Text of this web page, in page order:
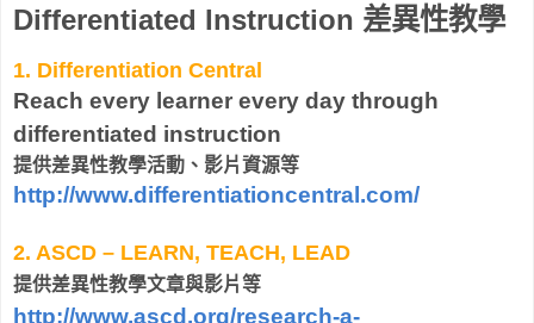
Differentiated Instruction 差異性教學
1. Differentiation Central
Reach every learner every day through
differentiated instruction
提供差異性教學活動、影片資源等
http://www.differentiationcentral.com/
2. ASCD – LEARN, TEACH, LEAD
提供差異性教學文章與影片等
http://www.ascd.org/research-a-